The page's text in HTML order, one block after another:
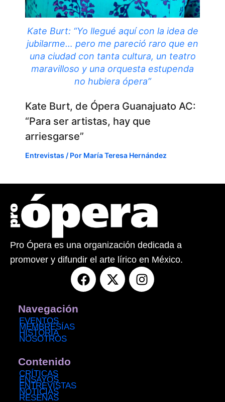
Kate Burt: “Yo llegué aquí con la idea de
jubilarme… pero me pareció raro que en
una ciudad con tanta cultura, un teatro
maravilloso y una orquesta estupenda
no hubiera ópera”
Kate Burt, de Ópera Guanajuato AC:
“Para ser artistas, hay que
arriesgarse”
Entrevistas / Por María Teresa Hernández
Pro Ópera es una organización dedicada a
promover y difundir el arte lírico en México.
F
a
X
-
I
n
Navegación
EVENTOS
MEMBRESÍAS
HISTORIA
NOSOTROS
Contenido
CRÍTICAS
ENSAYOS
ENTREVISTAS
NOTICIAS
RESEÑAS